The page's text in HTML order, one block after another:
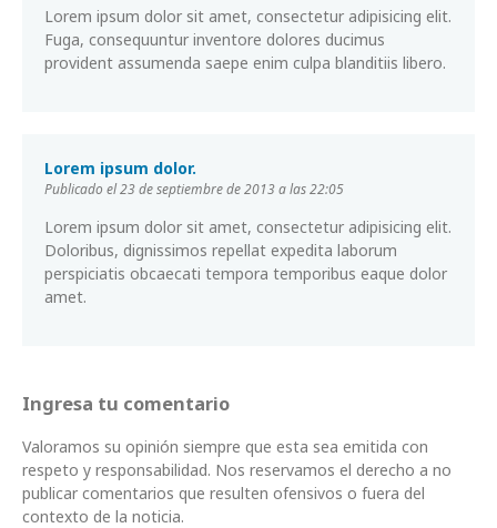
Lorem ipsum dolor sit amet, consectetur adipisicing elit.
Fuga, consequuntur inventore dolores ducimus
provident assumenda saepe enim culpa blanditiis libero.
Lorem ipsum dolor.
Publicado el 23 de septiembre de 2013 a las 22:05
Lorem ipsum dolor sit amet, consectetur adipisicing elit.
Doloribus, dignissimos repellat expedita laborum
perspiciatis obcaecati tempora temporibus eaque dolor
amet.
Ingresa tu comentario
Valoramos su opinión siempre que esta sea emitida con
respeto y responsabilidad. Nos reservamos el derecho a no
publicar comentarios que resulten ofensivos o fuera del
contexto de la noticia.